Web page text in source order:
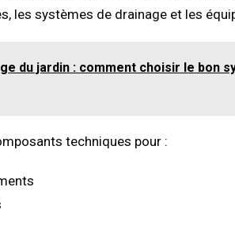
les systèmes de drainage et les
du jardin : comment choisir le bon
techniques pour :